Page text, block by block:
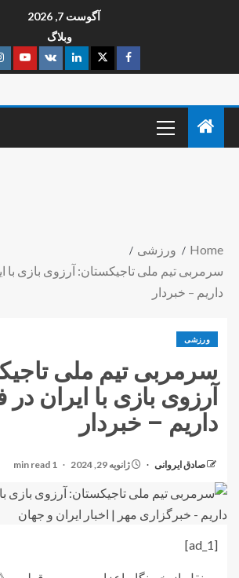
آگوست 7, 2026
وبلاگ
Home
ورزشی
سرمربی تیم ملی تاجیکستان: آرزوی بازی با
داریم – خبردار
ورزشی
سرمربی تیم ملی
آرزوی بازی با ایران در
داریم – خبردار
صادق ایروانی ژانویه 29, 2024 1 min read
[ad_1]